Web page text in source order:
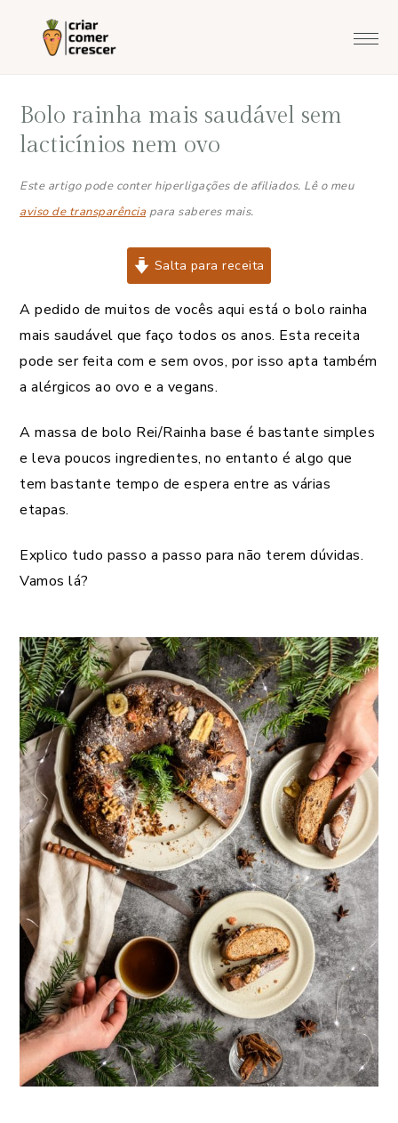
principal
lateral
principal
Bolo rainha mais saudável sem
lacticínios nem ovo
Este artigo pode conter hiperligações de afiliados. Lê o meu
aviso de transparência para saberes mais.
Salta para receita
A pedido de muitos de vocês aqui está o bolo rainha
mais saudável que faço todos os anos. Esta receita
pode ser feita com e sem ovos, por isso apta também
a alérgicos ao ovo e a vegans.
A massa de bolo Rei/Rainha base é bastante simples
e leva poucos ingredientes, no entanto é algo que
tem bastante tempo de espera entre as várias
etapas.
Explico tudo passo a passo para não terem dúvidas.
Vamos lá?